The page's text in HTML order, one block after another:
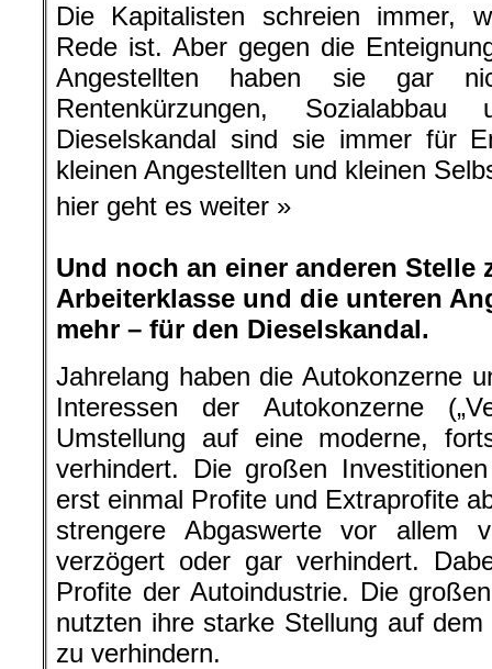
Die Kapitalisten schreien immer,
Rede ist. Aber gegen die
Angestellten haben sie gar
Rentenkürzungen,
Dieselskandal sind sie immer für
kleinen Angestellten und kleinen
hier geht es weiter »
Und noch an einer anderen Stelle
Arbeiterklasse und die unteren
mehr – für den Dieselskandal.
Jahrelang haben die Autokonzerne
Interessen der Autokonzerne
Umstellung auf eine moderne,
verhindert. Die großen
erst einmal Profite und Extraprofite
strengere Abgaswerte vor allem
verzögert oder gar verhindert.
Profite der Autoindustrie. Die
nutzten ihre starke Stellung auf
zu verhindern.